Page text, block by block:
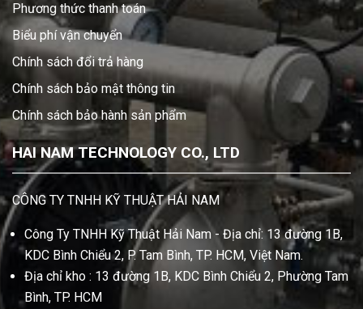
Phương thức thanh toán
Biểu phí vận chuyển
Chính sách đổi trả hàng
Chính sách bảo mật thông tin
Chính sách bảo hành sản phẩm
HAI NAM TECHNOLOGY CO., LTD
CÔNG TY TNHH KỸ THUẬT HẢI NAM
Công Ty TNHH Kỹ Thuật Hải Nam - Địa chỉ: 13 đường 1B,
KDC Bình Chiểu 2, P. Tam Bình, TP. HCM, Việt Nam.
Địa chỉ kho : 13 đường 1B, KDC Bình Chiểu 2, Phường Tam
Bình, TP. HCM